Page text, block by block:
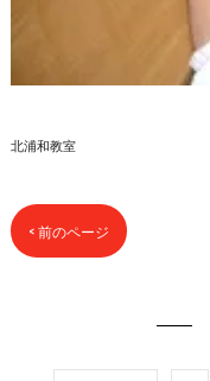
北浦和教室
< 前のページ